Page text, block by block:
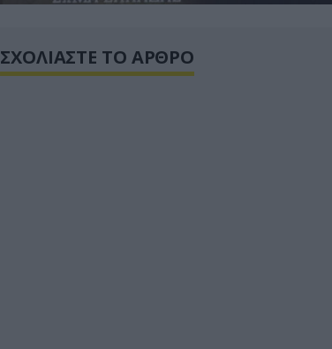
ΣΧΟΛΙΑΣΤΕ ΤΟ ΑΡΘΡΟ